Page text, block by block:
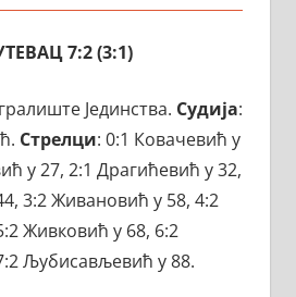
7:2 (3:1)
Јединства. Судија:
Стрелци: 0:1 Ковачевић у
у 27, 2:1 Драгићевић у 32,
3:2 Живановић у 58, 4:2
Живковић у 68, 6:2
Љубисављевић у 88.